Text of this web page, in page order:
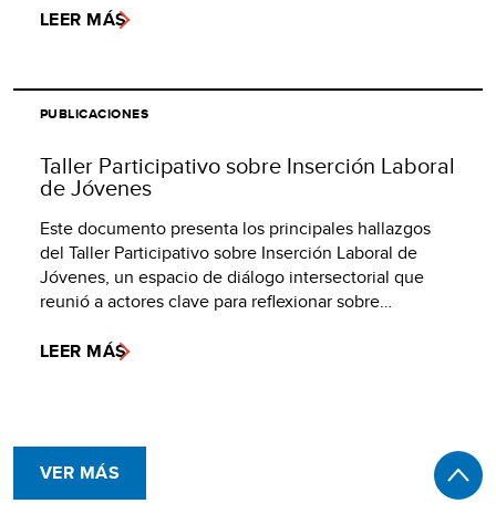
LEER MÁS
PUBLICACIONES
Taller Participativo sobre Inserción Laboral
de Jóvenes
Este documento presenta los principales hallazgos
del Taller Participativo sobre Inserción Laboral de
Jóvenes, un espacio de diálogo intersectorial que
reunió a actores clave para reflexionar sobre…
LEER MÁS
VER MÁS